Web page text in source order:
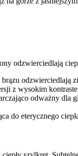
odzwierciedlają
odzwierciedlają
z wysokim
odważny dla
do eterycznego